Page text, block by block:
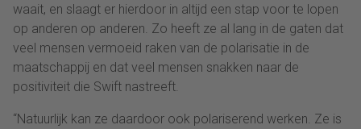
waait, en slaagt er hierdoor in altijd een stap voor te lopen
op anderen op anderen. Zo heeft ze al lang in de gaten dat
veel mensen vermoeid raken van de polarisatie in de
maatschappij en dat veel mensen snakken naar de
positiviteit die Swift nastreeft.
“Natuurlijk kan ze daardoor ook polariserend werken. Ze is